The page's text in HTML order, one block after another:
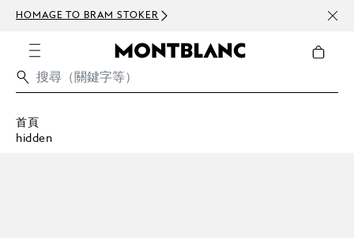
HOMAGE TO BRAM STOKER 訂閱
首頁
hidden